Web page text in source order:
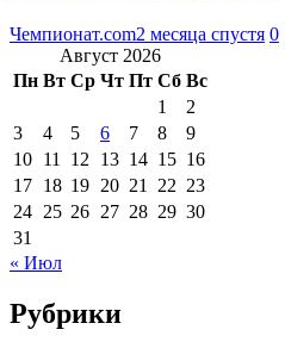
Чемпионат.com2 месяца спустя 0
Август 2026
Пн Вт Ср Чт Пт Сб Вс
1
2
3
4 5 6 7 8
9
10 11 12 13 14 15 16
17 18 19 20 21 22 23
24 25 26 27 28 29 30
31
« Июл
Рубрики